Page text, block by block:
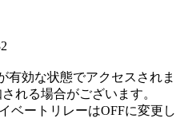
有効な状態でアクセスされま
れる場合がございます。
ベートリレーはOFFに変更し